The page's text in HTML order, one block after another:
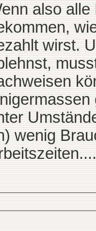
also
wirst.
wenig